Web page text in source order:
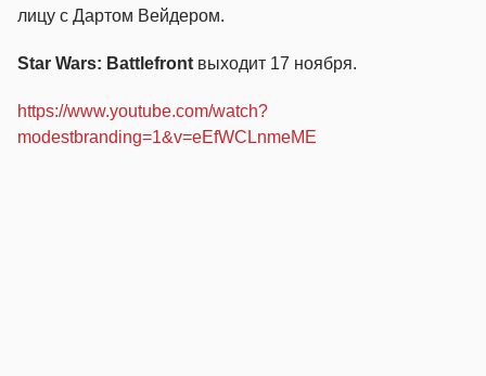
лицу с Дартом Вейдером.
Star Wars: Battlefront выходит 17 ноября.
https://www.youtube.com/watch?
modestbranding=1&v=eEfWCLnmeME